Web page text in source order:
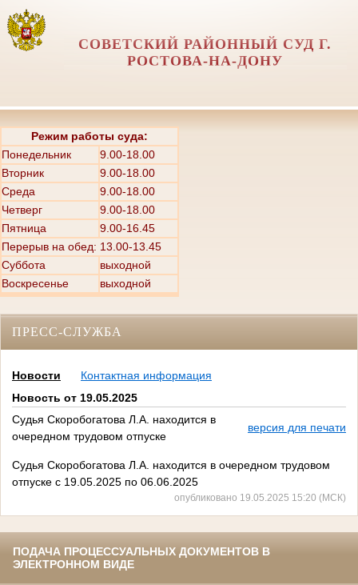
СОВЕТСКИЙ РАЙОННЫЙ СУД Г.
РОСТОВА-НА-ДОНУ
Режим работы суда:
Понедельник
9.00-18.00
Вторник
9.00-18.00
Среда
9.00-18.00
Четверг
9.00-18.00
Пятница
9.00-16.45
Перерыв на обед: 13.00-13.45
Суббота
выходной
Воскресенье
выходной
ПРЕСС-СЛУЖБА
Новости
Контактная информация
Новость от 19.05.2025
Судья Скоробогатова Л.А. находится в
очередном трудовом отпуске
версия для печати
Судья Скоробогатова Л.А. находится в очередном трудовом
отпуске с 19.05.2025 по 06.06.2025
опубликовано 19.05.2025 15:20 (МСК)
ПОДАЧА ПРОЦЕССУАЛЬНЫХ ДОКУМЕНТОВ В
ЭЛЕКТРОННОМ ВИДЕ